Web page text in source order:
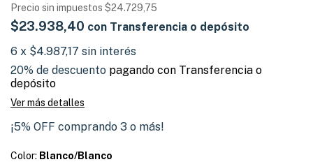
Precio sin impuestos $24.729,75
$23.938,40 con Transferencia o depósito
6 x $4.987,17 sin interés
20% de descuento pagando con Transferencia o
depósito
Ver más detalles
¡5% OFF comprando 3 o más!
Color: Blanco/Blanco